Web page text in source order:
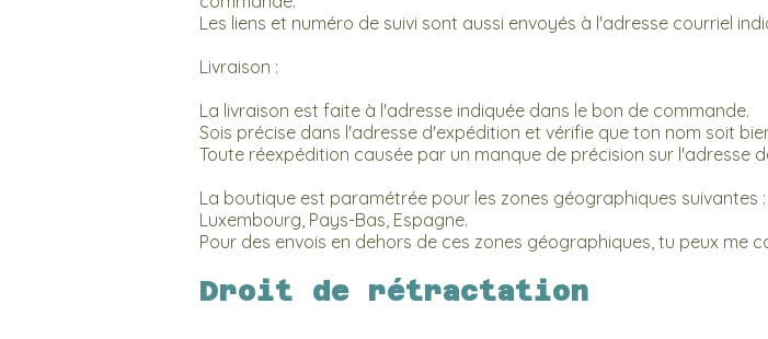
Les liens et numéro de suivi sont aussi envoyés à l'adresse courriel
Livraison :
La livraison est faite à l'adresse indiquée dans le bon de commande.
Sois précise dans l'adresse d'expédition et vérifie que ton nom soit
Toute réexpédition causée par un manque de précision sur l'adresse
La boutique est paramétrée pour les zones géographiques suivantes :
Luxembourg, Pays-Bas, Espagne.
Pour des envois en dehors de ces zones géographiques, tu peux me
Droit de rétractation